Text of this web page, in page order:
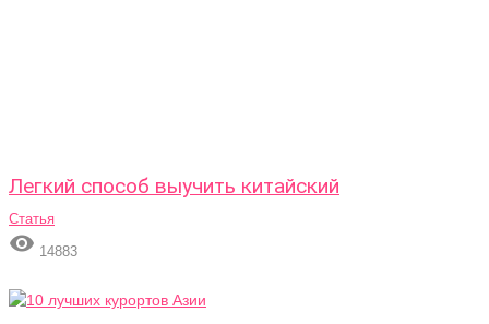
Легкий способ выучить китайский
Статья
 14883